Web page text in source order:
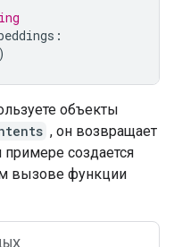
:
)
объекты
, он возвращает
создается
вызове функции